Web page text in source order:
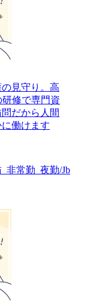
の見守り。高
修で専門資
だから人間
働けます
非常勤_夜勤/Jb